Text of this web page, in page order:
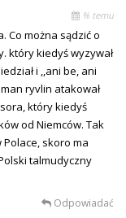
% temu
Co można sądzić o
który kiedyś wyzywał
i ,,ani be, ani
ryvlin atakował
który kiedyś
od Niemców. Tak
skoro ma
talmudyczny
Odpowiadać